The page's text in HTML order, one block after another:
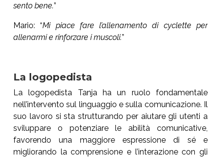
sento bene.”
Mario: “Mi piace fare l’allenamento di cyclette per
allenarmi e rinforzare i muscoli.”
La logopedista
La logopedista Tanja ha un ruolo fondamentale
nell’intervento sul linguaggio e sulla comunicazione. Il
suo lavoro si sta strutturando per aiutare gli utenti a
sviluppare o potenziare le abilità comunicative,
favorendo una maggiore espressione di sé e
migliorando la comprensione e l’interazione con gli